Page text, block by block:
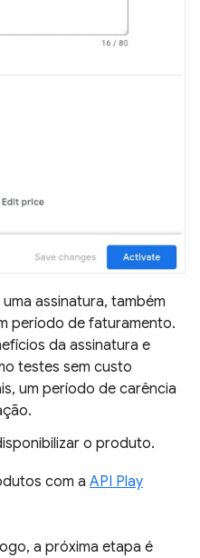
assinatura, também
período de faturamento.
da assinatura e
testes sem custo
um período de carência
o produto.
com a API Play
a próxima etapa é